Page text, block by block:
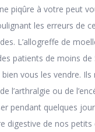
piqûre à votre peut
les erreurs de
L’allogreffe de
patients de moins de
vous les vendre.
l’arthralgie ou de
pendant quelques
digestive de nos petits